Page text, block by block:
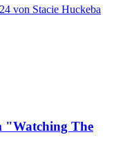
"Watching The